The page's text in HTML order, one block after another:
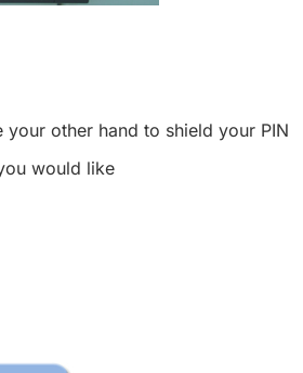
other hand to shield your PIN
would like